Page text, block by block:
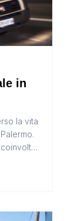
in
la vita